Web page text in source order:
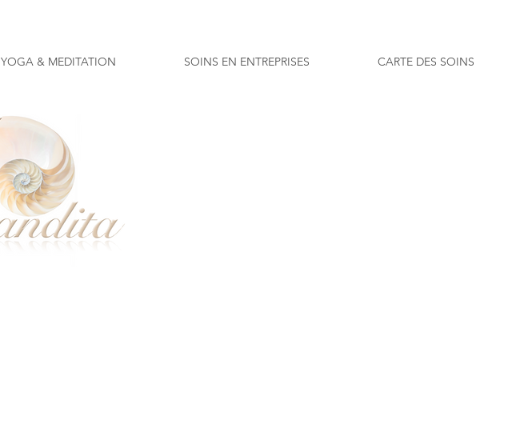
YOGA & MEDITATION SOINS EN ENTREPRISES CARTE DES SOINS